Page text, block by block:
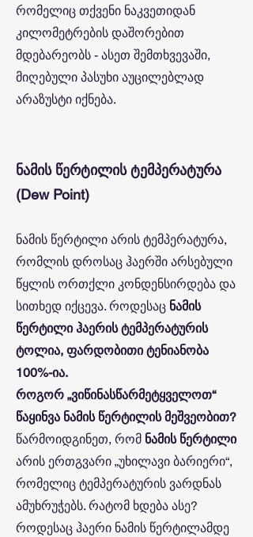
რომელიც თქვენი ნაკვეთიდან
კილომეტრების დაშორებით
მდებარეობს - ასეთ შემთხვევაში,
მიღებული პასუხი აუცილებლად
არაზუსტი იქნება.
ნამის წერტილის ტემპერატურა
(Dew Point)
ნამის წერტილი არის ტემპერატურა,
რომლის დროსაც ჰაერში არსებული
წყლის ორთქლი კონდენსირდება და
სითხედ იქცევა. როდესაც ნამის
წერტილი ჰაერის ტემპერატურის
ტოლია, ფარდობითი ტენიანობა
100%-ია.
როგორ „ვიწინასწარმეტყველოთ“
წაყინვა ნამის წერტილის მეშვეობით?
წარმოიდგინეთ, რომ ნამის წერტილი
არის ერთგვარი „უხილავი ბარიერი“,
რომელიც ტემპერატურის ვარდნას
ამუხრუჭებს. რატომ ხდება ასე?
როდესაც ჰაერი ნამის წერტილამდე